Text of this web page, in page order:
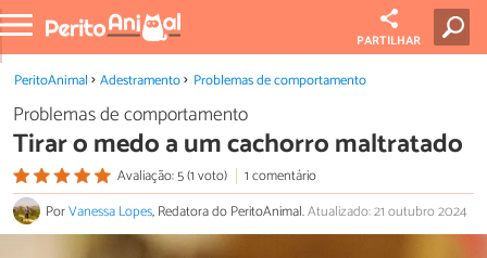
PARTILHAR
PeritoAnimal Adestramento Problemas de comportamento
Problemas de comportamento
Tirar o medo a um cachorro maltratado
Avaliação: 5 (1 voto)
1 comentário
PorVanessa Lopes, Redatora do PeritoAnimal.Atualizado: 21 outubro 2024